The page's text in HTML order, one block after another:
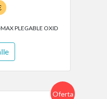
PLEGABLE OXID
Oferta